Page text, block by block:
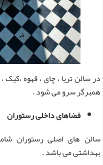
در سالن تریا ، چای ، قهوه
همبرگر سرو می شود .
فضاهای داخلی رستوران
سالن های اصلی رستوران
بهداشتی می باشد .